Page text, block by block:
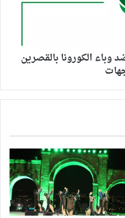
وباء الكورونا بالقصرين